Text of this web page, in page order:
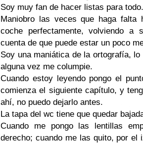
Soy muy fan de hacer listas para todo.
Maniobro las veces que haga falta
coche perfectamente, volviendo a
cuenta de que puede estar un poco
Soy una maniática de la ortografía, lo
alguna vez me columpie.
Cuando estoy leyendo pongo el
comienza el siguiente capítulo, y
ahí, no puedo dejarlo antes.
La tapa del wc tiene que quedar
Cuando me pongo las lentillas
derecho; cuando me las quito, por el